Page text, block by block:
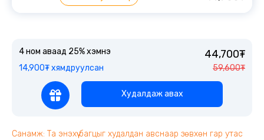
4 ном аваад 25% хэмнэ 44,700₮
14,900₮ хямдруулсан 59,600₮
Худалдаж авах
Санамж: Та энэхүү багцыг худалдан авснаар зөвхөн гар утас